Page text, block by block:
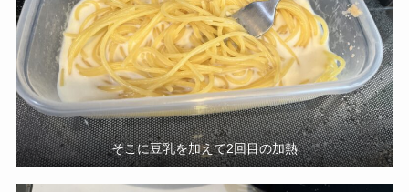
そこに豆乳を加えて2回目の加熱